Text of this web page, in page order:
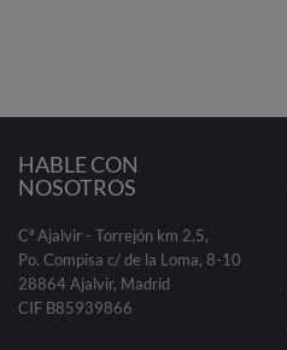
HABLE CON
NOSOTROS
Cª Ajalvir - Torrejón km 2,5,
Po. Compisa c/ de la Loma, 8-10
28864 Ajalvir, Madrid
CIF B85939866